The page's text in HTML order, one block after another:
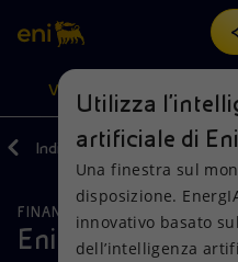
Cerca
scopri EnergIA, la nostra
artificiale.
VISIONE
Visione
Azioni
Prodotti
Indietro Media
FINANZA, STRATEGIA E
Eni: informativa
Utilizza
artificiale di Eni
Una finestra sul
disposizione.
innovativo basato
dell’intelligenza